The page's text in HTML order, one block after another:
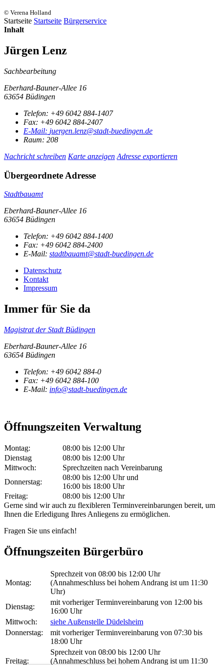
© Verena Holland
Startseite Startseite Bürgerservice
Inhalt
Jürgen Lenz
Sachbearbeitung
Eberhard-Bauner-Allee 16
63654 Büdingen
Telefon: +49 6042 884-1407
Fax: +49 6042 884-2407
E-Mail: juergen.lenz@stadt-buedingen.de
Raum: 208
Nachricht schreiben Karte anzeigen Adresse exportieren
Übergeordnete Adresse
Stadtbauamt
Eberhard-Bauner-Allee 16
63654 Büdingen
Telefon: +49 6042 884-1400
Fax: +49 6042 884-2400
E-Mail: stadtbauamt@stadt-buedingen.de
Datenschutz
Kontakt
Impressum
Immer für Sie da
Magistrat der Stadt Büdingen
Eberhard-Bauner-Allee 16
63654 Büdingen
Telefon: +49 6042 884-0
Fax: +49 6042 884-100
E-Mail: info@stadt-buedingen.de
Öffnungszeiten Verwaltung
Montag:
08:00 bis 12:00 Uhr
Dienstag
08:00 bis 12:00 Uhr
Mittwoch:
Sprechzeiten nach Vereinbarung
Donnerstag:
08:00 bis 12:00 Uhr und
16:00 bis 18:00 Uhr
Freitag:
08:00 bis 12:00 Uhr
Gerne sind wir auch zu flexibleren Terminvereinbarungen bereit, um
Ihnen die Erledigung Ihres Anliegens zu ermöglichen.
Fragen Sie uns einfach!
Öffnungszeiten Bürgerbüro
Montag:
Sprechzeit von 08:00 bis 12:00 Uhr
(Annahmeschluss bei hohem Andrang ist um 11:30
Uhr)
Dienstag:
mit vorheriger Terminvereinbarung von 12:00 bis
16:00 Uhr
Mittwoch:
siehe Außenstelle Düdelsheim
Donnerstag:
mit vorheriger Terminvereinbarung von 07:30 bis
18:00 Uhr
Freitag:
Sprechzeit von 08:00 bis 12:00 Uhr
(Annahmeschluss bei hohem Andrang ist um 11:30